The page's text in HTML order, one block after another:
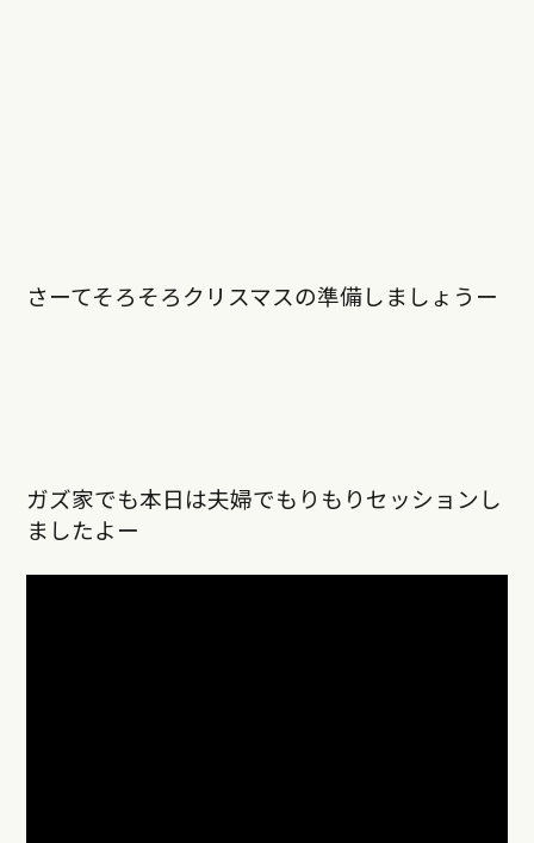
さーてそろそろクリスマスの準備しましょうー
ガズ家でも本日は夫婦でもりもりセッションし
ましたよー